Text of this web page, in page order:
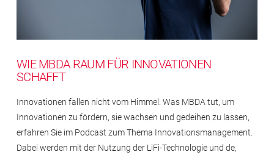
WIE MBDA RAUM FÜR INNOVATIONEN
SCHAFFT
Innovationen fallen nicht vom Himmel. Was MBDA tut, um
Innovationen zu fördern, sie wachsen und gedeihen zu lassen,
erfahren Sie im Podcast zum Thema Innovationsmanagement.
Dabei werden mit der Nutzung der LiFi-Technologie und de,